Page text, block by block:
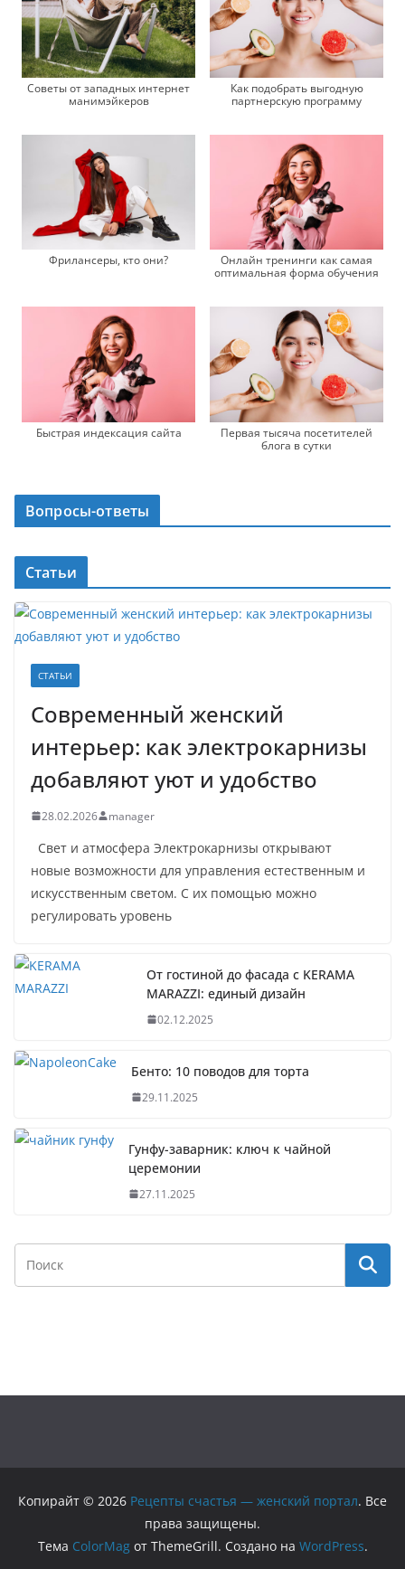
Советы от западных интернет
манимэйкеров
Как подобрать выгодную
партнерскую программу
Фрилансеры, кто они?
Онлайн тренинги как самая
оптимальная форма обучения
Быстрая индексация сайта
Первая тысяча посетителей
блога в сутки
Вопросы-ответы
Статьи
СТАТЬИ
Современный женский
интерьер: как электрокарнизы
добавляют уют и удобство
28.02.2026 manager
Свет и атмосфера Электрокарнизы открывают
новые возможности для управления естественным и
искусственным светом. С их помощью можно
регулировать уровень
От гостиной до фасада с KERAMA
MARAZZI: единый дизайн
02.12.2025
Бенто: 10 поводов для торта
29.11.2025
Гунфу-заварник: ключ к чайной
церемонии
27.11.2025
Копирайт © 2026 Рецепты счастья — женский портал. Все
права защищены.
Тема ColorMagот ThemeGrill. Создано на WordPress.